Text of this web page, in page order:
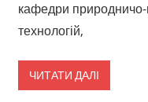
кафедри природничо-
технологій,
ЧИТАТИ ДАЛІ